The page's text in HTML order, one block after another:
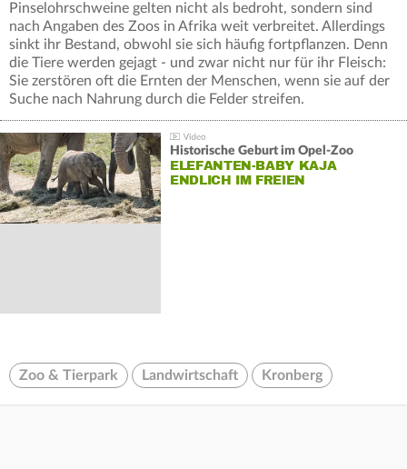
Pinselohrschweine gelten nicht als bedroht, sondern sind
nach Angaben des Zoos in Afrika weit verbreitet. Allerdings
sinkt ihr Bestand, obwohl sie sich häufig fortpflanzen. Denn
die Tiere werden gejagt - und zwar nicht nur für ihr Fleisch:
Sie zerstören oft die Ernten der Menschen, wenn sie auf der
Suche nach Nahrung durch die Felder streifen.
Historische Geburt im Opel-Zoo
ELEFANTEN-BABY KAJA
ENDLICH IM FREIEN
Zoo & Tierpark Landwirtschaft Kronberg